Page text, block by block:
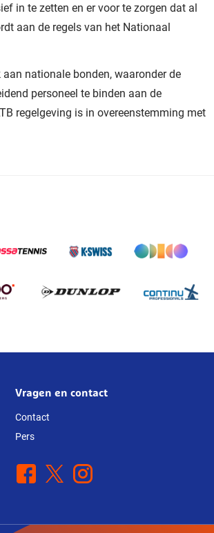
in te zetten en er voor te zorgen dat al
aan de regels van het Nationaal
nationale bonden, waaronder de
personeel te binden aan de
regelgeving is in overeenstemming met
Vragen en contact
Contact
Pers
Facebook
X Instagram